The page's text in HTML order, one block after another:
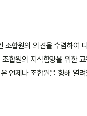
합원의 의견을 수렴하여
합원의 지식함양을 위한
언제나 조합원을 향해 열